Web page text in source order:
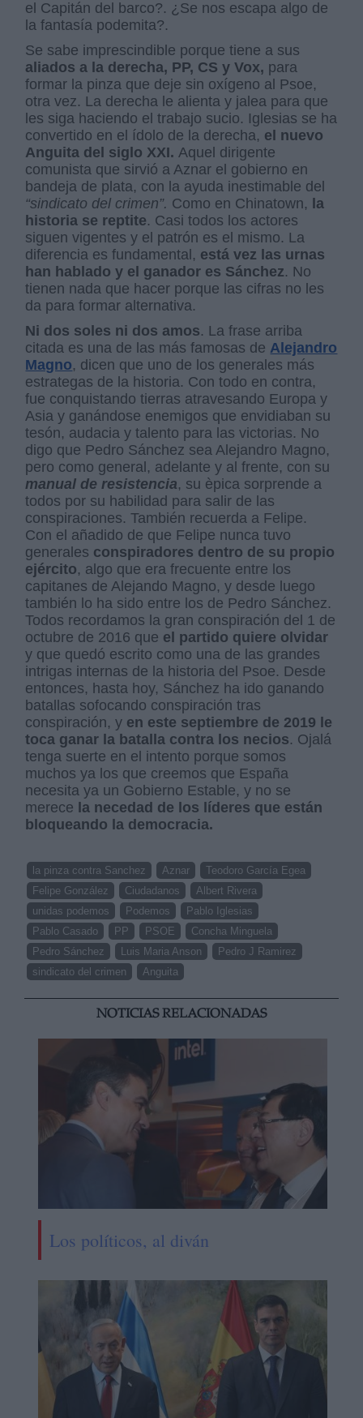
el Capitán del barco?. ¿Se nos escapa algo de
la fantasía podemita?.
Se sabe imprescindible porque tiene a sus
aliados a la derecha, PP, CS y Vox, para
formar la pinza que deje sin oxígeno al Psoe,
otra vez. La derecha le alienta y jalea para que
les siga haciendo el trabajo sucio. Iglesias se ha
convertido en el ídolo de la derecha, el nuevo
Anguita del siglo XXI.Aquel dirigente
comunista que sirvió a Aznar el gobierno en
bandeja de plata, con la ayuda inestimable del
“sindicato del crimen”. Como en Chinatown,
la
historia se reptite. Casi todos los actores
siguen vigentes y el patrón es el mismo. La
diferencia es fundamental, está vez las urnas
han hablado y el ganador es Sánchez. No
tienen nada que hacer porque las cifras no les
da para formar alternativa.
Ni dos soles ni dos amos. La frase arriba
citada es una de las más famosas de Alejandro
Magno, dicen que uno de los generales más
estrategas de la historia. Con todo en contra,
fue conquistando tierras atravesando Europa y
Asia y ganándose enemigos que envidiaban su
tesón, audacia y talento para las victorias. No
digo que Pedro Sánchez sea Alejandro Magno,
pero como general, adelante y al frente, con su
manual de resistencia, su èpica sorprende a
todos por su habilidad para salir de las
conspiraciones. También recuerda a Felipe.
Con el añadido de que Felipe nunca tuvo
generales conspiradores dentro de su propio
ejército, algo que era frecuente entre los
capitanes de Alejando Magno, y desde luego
también lo ha sido entre los de Pedro Sánchez.
Todos recordamos la gran conspiración del 1 de
octubre de 2016 que el partido quiere olvidar
y que quedó escrito como una de las grandes
intrigas internas de la historia del Psoe. Desde
entonces, hasta hoy, Sánchez ha ido ganando
batallas sofocando conspiración tras
conspiración, y en este septiembre de 2019 le
toca ganar la batalla contra los necios. Ojalá
tenga suerte en el intento porque somos
muchos ya los que creemos que España
necesita ya un Gobierno Estable, y no se
merece la necedad de los líderes que están
bloqueando la democracia.
la pinza contra Sanchez Aznar
Teodoro García Egea
Felipe González
Ciudadanos
Albert Rivera
unidas podemos
Podemos
Pablo Iglesias
Pablo Casado
PP PSOE
Concha Minguela
Pedro Sánchez
Luis Maria Anson
Pedro J Ramirez
sindicato del crimen
Anguita
NOTICIAS RELACIONADAS
Los políticos, al diván